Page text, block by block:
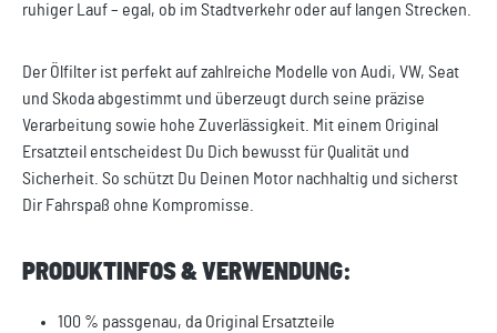
ruhiger Lauf – egal, ob im Stadtverkehr oder auf langen Strecken.
Der Ölfilter ist perfekt auf zahlreiche Modelle von Audi, VW, Seat
und Skoda abgestimmt und überzeugt durch seine präzise
Verarbeitung sowie hohe Zuverlässigkeit. Mit einem Original
Ersatzteil entscheidest Du Dich bewusst für Qualität und
Sicherheit. So schützt Du Deinen Motor nachhaltig und sicherst
Dir Fahrspaß ohne Kompromisse.
PRODUKTINFOS & VERWENDUNG:
100 % passgenau, da Original Ersatzteile